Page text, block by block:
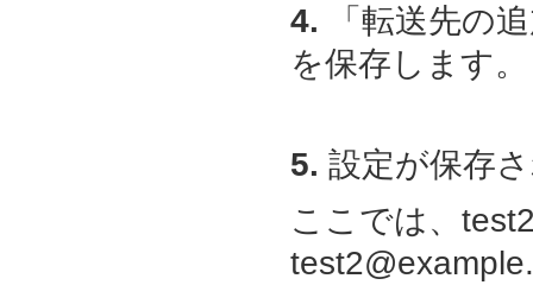
4. 「転送先の
を保存します。
5. 設定が保存
ここでは、